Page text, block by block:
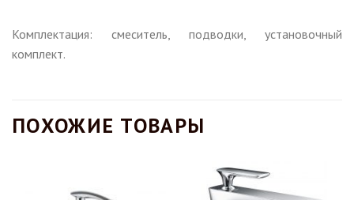
Комплектация: смеситель, подводки, установочный
комплект.
ПОХОЖИЕ ТОВАРЫ